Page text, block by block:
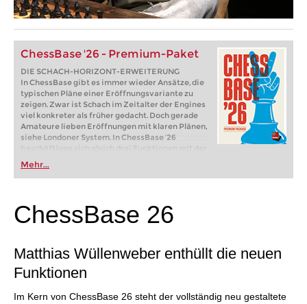
ChessBase '26 - Premium-Paket
DIE SCHACH-HORIZONT-ERWEITERUNG
In ChessBase gibt es immer wieder Ansätze, die
typischen Pläne einer Eröffnungsvariante zu
zeigen. Zwar ist Schach im Zeitalter der Engines
viel konkreter als früher gedacht. Doch gerade
Amateure lieben Eröffnungen mit klaren Plänen,
siehe Londoner System. In ChessBase ’26
beschäftigen sich gleich drei Funktionen mit der
Darstellung von Plänen. Im neuen
Eröffnungsreport wird für jede wichtige
Variante untersucht, welche Figurenzüge oder
Referenzsuche sieht man jetzt auf dem Brett, wo
die Figuren üblicherweise hingehen. Und startet
man die neue Monte-Carlo-Analyse, zeigt auch
Mehr...
ChessBase 26
Matthias Wüllenweber enthüllt die neuen
Funktionen
Im Kern von ChessBase 26 steht der vollständig neu gestaltete